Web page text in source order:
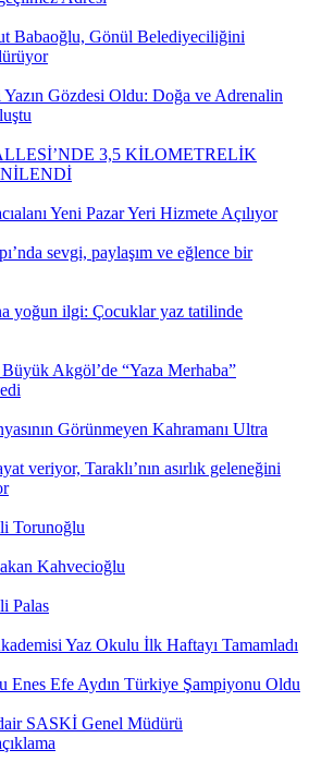
Babaoğlu, Gönül Belediyeciliğini
Gözdesi Oldu: Doğa ve Adrenalin
3,5 KİLOMETRELİK
Yeni Pazar Yeri Hizmete Açılıyor
sevgi, paylaşım ve eğlence bir
yoğun ilgi: Çocuklar yaz tatilinde
Akgöl’de “Yaza Merhaba”
Görünmeyen Kahramanı Ultra
veriyor, Taraklı’nın asırlık geleneğini
Torunoğlu
Kahvecioğlu
Palas
Yaz Okulu İlk Haftayı Tamamladı
Enes Efe Aydın Türkiye Şampiyonu Oldu
SASKİ Genel Müdürü